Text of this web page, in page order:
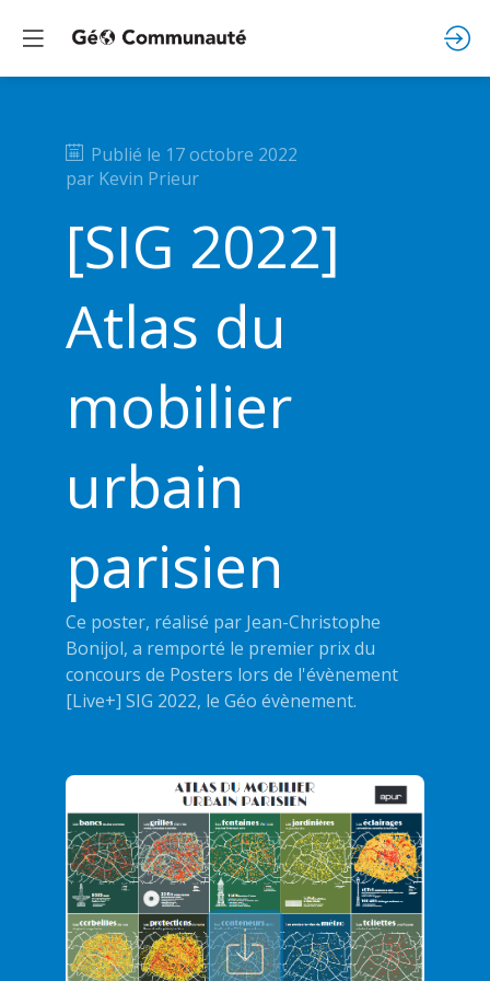
Publié le 17 octobre 2022
par Kevin Prieur
[SIG 2022]
Atlas du
mobilier
urbain
parisien
Ce poster, réalisé par Jean-Christophe
Bonijol, a remporté le premier prix du
concours de Posters lors de l'évènement
[Live+] SIG 2022, le Géo évènement.